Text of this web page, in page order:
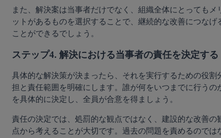
また、解決案は当事者だけでなく、組織全体にとってもメ
ットがあるものを選択することで、継続的な改善につなげ
ことができるでしょう。
ステップ4. 解決における当事者の責任を決定する
具体的な解決策が決まったら、それを実行するための役割
担と責任範囲を明確にします。誰が何をいつまでに行うの
を具体的に決定し、全員が合意を得ましょう。
責任の決定では、処罰的な観点ではなく、建設的な改善の
点から考えることが大切です。過去の問題を責めるのでは